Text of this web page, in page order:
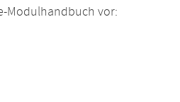
Modulhandbuch vor: